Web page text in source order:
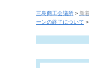
三島商工会議所 > 新
ーンの終了について